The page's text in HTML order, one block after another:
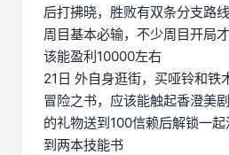
后打拂晓，胜败有双条分支路
周目基本必输，不少周目开局
该能盈利10000左右
21日 外自身逛街，买哑铃和铁
冒险之书，应该能触起香澄美
的礼物送到100信赖后解锁一
到两本技能书